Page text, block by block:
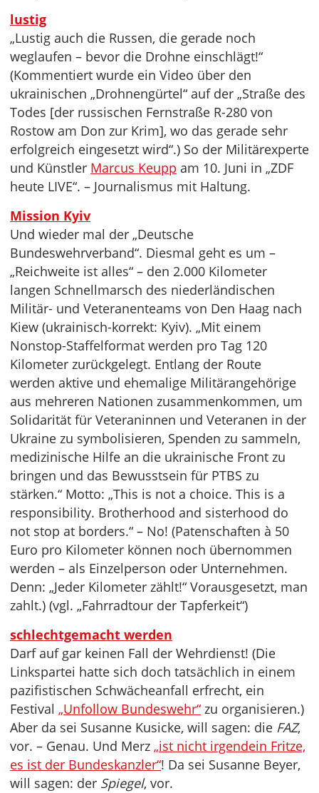
lustig
„Lustig auch die Russen, die gerade noch
weglaufen – bevor die Drohne einschlägt!“
(Kommentiert wurde ein Video über den
ukrainischen „Drohnengürtel“ auf der „Straße des
Todes [der russischen Fernstraße R-280 von
Rostow am Don zur Krim], wo das gerade sehr
erfolgreich eingesetzt wird“.) So der Militärexperte
und Künstler Marcus Keupp am 10. Juni in „ZDF
heute LIVE“. – Journalismus mit Haltung.
Mission Kyiv
Und wieder mal der „Deutsche
Bundeswehrverband“. Diesmal geht es um –
„Reichweite ist alles“ – den 2.000 Kilometer
langen Schnellmarsch des niederländischen
Militär- und Veteranenteams von Den Haag nach
Kiew (ukrainisch-korrekt: Kyiv). „Mit einem
Nonstop-Staffelformat werden pro Tag 120
Kilometer zurückgelegt. Entlang der Route
werden aktive und ehemalige Militärangehörige
aus mehreren Nationen zusammenkommen, um
Solidarität für Veteraninnen und Veteranen in der
Ukraine zu symbolisieren, Spenden zu sammeln,
medizinische Hilfe an die ukrainische Front zu
bringen und das Bewusstsein für PTBS zu
stärken.“ Motto: „This is not a choice. This is a
responsibility. Brotherhood and sisterhood do
not stop at borders.“ – No! (Patenschaften à 50
Euro pro Kilometer können noch übernommen
werden – als Einzelperson oder Unternehmen.
Denn: „Jeder Kilometer zählt!“ Vorausgesetzt, man
zahlt.) (vgl. „Fahrradtour der Tapferkeit“)
schlechtgemacht werden
Darf auf gar keinen Fall der Wehrdienst! (Die
Linkspartei hatte sich doch tatsächlich in einem
pazifistischen Schwächeanfall erfrecht, ein
Festival „Unfollow Bundeswehr“ zu organisieren.)
Aber da sei Susanne Kusicke, will sagen: die FAZ,
vor. – Genau. Und Merz „ist nicht irgendein Fritze,
es ist der Bundeskanzler“! Da sei Susanne Beyer,
will sagen: der Spiegel, vor.